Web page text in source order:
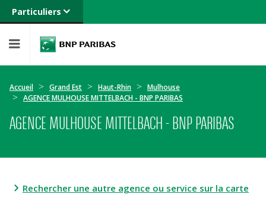
Particuliers
Banque privée
Entreprises
Accueil Grand Est Haut-Rhin
Mulhouse
AGENCE MULHOUSE MITTELBACH - BNP PARIBAS
AGENCE MULHOUSE MITTELBACH - BNP PARIBAS
Rechercher une autre agence ou service sur la carte